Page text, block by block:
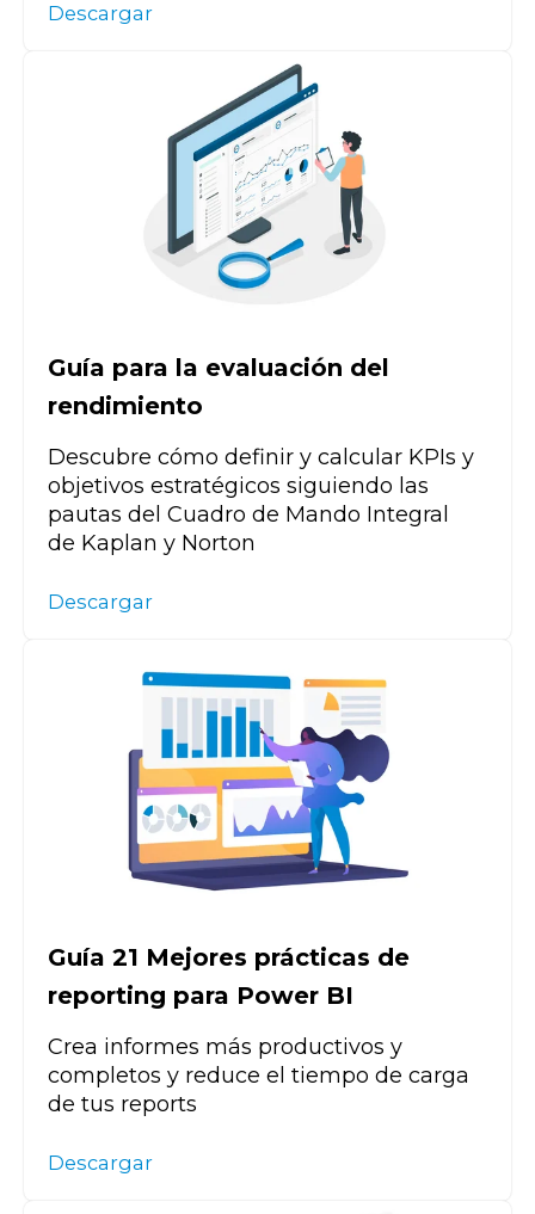
Descargar
Guía para la evaluación del
rendimiento
Descubre cómo definir y calcular KPIs y
objetivos estratégicos siguiendo las
pautas del Cuadro de Mando Integral
de Kaplan y Norton
Descargar
Guía 21 Mejores prácticas de
reporting para Power BI
Crea informes más productivos y
completos y reduce el tiempo de carga
de tus reports
Descargar